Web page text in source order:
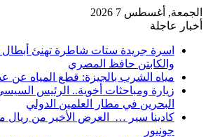
الجمعة, أغسطس 7 2026
أخبار عاجلة
اسرة جريدة ستات شاطرة تهنئ أبطال
والكابتن حافظ المصري
مياه الشرب بالجيزة: قطع المياه عن
زيارة ومباحثات أخوية.. الرئيس
البحرين في مطار العلمين الدولي
كادينا سير … العرض الأخير من ريال
جونيور